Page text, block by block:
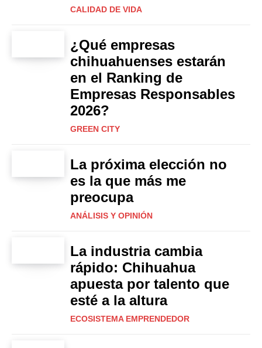
CALIDAD DE VIDA
¿Qué empresas
chihuahuenses estarán
en el Ranking de
Empresas Responsables
2026?
GREEN CITY
La próxima elección no
es la que más me
preocupa
ANÁLISIS Y OPINIÓN
La industria cambia
rápido: Chihuahua
apuesta por talento que
esté a la altura
ECOSISTEMA EMPRENDEDOR